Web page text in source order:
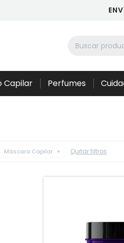
Capilar Perfumes
Máscara Capilar Quitar filtros